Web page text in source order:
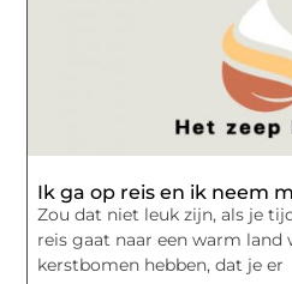
Ik ga op reis en ik neem
Zou dat niet leuk zijn, als je
reis gaat naar een warm land
kerstbomen hebben, dat je er